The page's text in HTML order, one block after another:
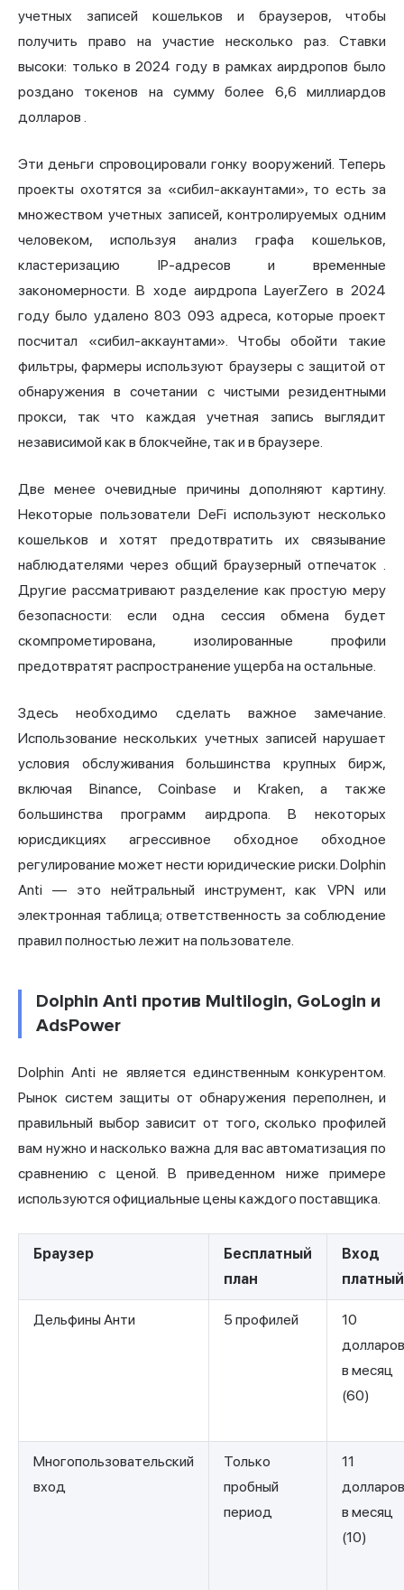
учетных записей кошельков и браузеров, чтобы
получить право на участие несколько раз. Ставки
высоки: только в 2024 году в рамках аирдропов было
роздано токенов на сумму более 6,6 миллиардов
долларов
Эти деньги спровоцировали гонку вооружений. Теперь
проекты охотятся за «сибил-аккаунтами», то есть за
множеством учетных записей, контролируемых одним
человеком, используя анализ графа кошельков,
кластеризацию IP-адресов и временные
закономерности. В ходе аирдропаLayerZero в 2024
году было удалено 803 093 адреса, которые проект
посчитал «сибил-аккаунтами». Чтобы обойти такие
фильтры, фармеры используют браузеры с защитой от
обнаружения в сочетании с чистыми резидентными
прокси, так что каждая учетная запись выглядит
независимой как в блокчейне, так и в браузере.
Две менее очевидные причины дополняют картину.
Некоторые пользователи DeFi используют несколько
кошельков и хотят предотвратить их связывание
наблюдателями через общий браузерный отпечаток
Другие рассматривают разделение как простую меру
безопасности: если одна сессия обмена будет
скомпрометирована, изолированные профили
предотвратят распространение ущерба на остальные.
Здесь необходимо сделать важное замечание.
Использование нескольких учетных записей нарушает
условия обслуживания большинства крупных бирж,
включая Binance, Coinbase и Kraken, а также
большинства программ аирдропа. В некоторых
юрисдикциях агрессивное обходное обходное
регулирование может нести юридические риски. Dolphin
Anti — это нейтральный инструмент, как VPN или
электронная таблица; ответственность за соблюдение
правил полностью лежит на пользователе.
Dolphin Anti против Multilogin, GoLogin и
AdsPower
Dolphin Anti не является единственным конкурентом.
Рынок систем защиты от обнаружения переполнен, и
правильный выбор зависит от того, сколько профилей
вам нужно и насколько важна для вас автоматизация по
сравнению с ценой. В приведенном ниже примере
используются официальные цены каждого поставщика.
Браузер
Бесплатный
план
Вход
платный
Дельфины Анти 5 профилей
10
долларов
в месяц
(60)
Многопользовательский
вход
Только
пробный
период
11
долларов
в месяц
(10)